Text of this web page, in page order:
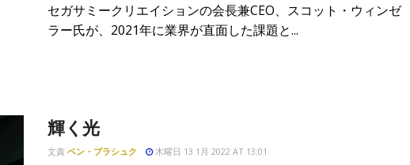
セガサミークリエイションの会長兼CEO、スコット・ウィンゼ
ラー氏が、2021年に業界が直面した課題と...
輝く光
文責 ベン・ブラシュク 木曜日 13 1月 2022 AT 13:01